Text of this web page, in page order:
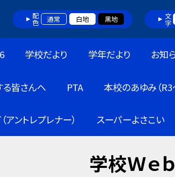
配色 通常 白地 黒地 文字
学校だより 学年だより お知
皆さんへ PTA 本校のあゆみ（R3
ントレプレナー） スーパーよさこい
学校Ｗｅ